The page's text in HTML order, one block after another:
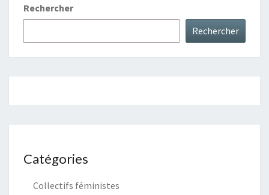
Rechercher
Rechercher
Catégories
Collectifs féministes